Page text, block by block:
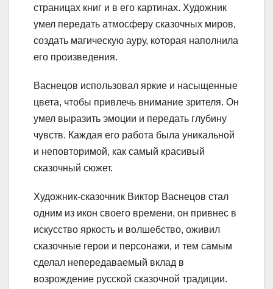
страницах книг и в его картинах. Художник
умел передать атмосферу сказочных миров,
создать магическую ауру, которая наполнила
его произведения.
Васнецов использовал яркие и насыщенные
цвета, чтобы привлечь внимание зрителя. Он
умел выразить эмоции и передать глубину
чувств. Каждая его работа была уникальной
и неповторимой, как самый красивый
сказочный сюжет.
Художник-сказочник Виктор Васнецов стал
одним из икон своего времени, он привнес в
искусство яркость и волшебство, оживил
сказочные герои и персонажи, и тем самым
сделал непередаваемый вклад в
возрождение русской сказочной традиции.